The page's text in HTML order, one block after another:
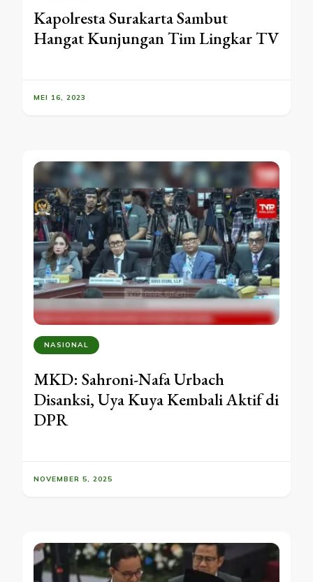
Kapolresta Surakarta Sambut
Hangat Kunjungan Tim Lingkar TV
MEI 16, 2023
NASIONAL
MKD: Sahroni-Nafa Urbach
Disanksi, Uya Kuya Kembali Aktif di
DPR
NOVEMBER 5, 2025